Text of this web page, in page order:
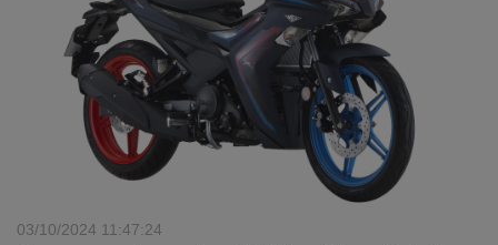
03/10/2024 11:47:24